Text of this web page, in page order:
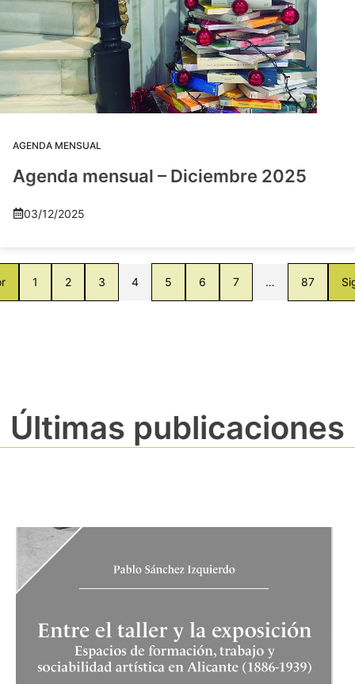
AGENDA MENSUAL
Agenda mensual – Diciembre 2025
03/12/2025
1 2 3 4 5 6 7 … 87
Últimas publicaciones